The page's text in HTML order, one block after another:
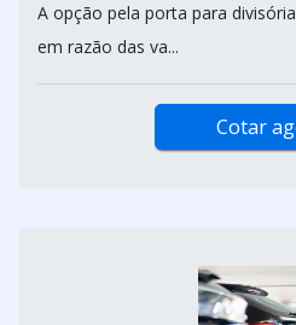
A opção pela porta para
em razão das va...
Cotar